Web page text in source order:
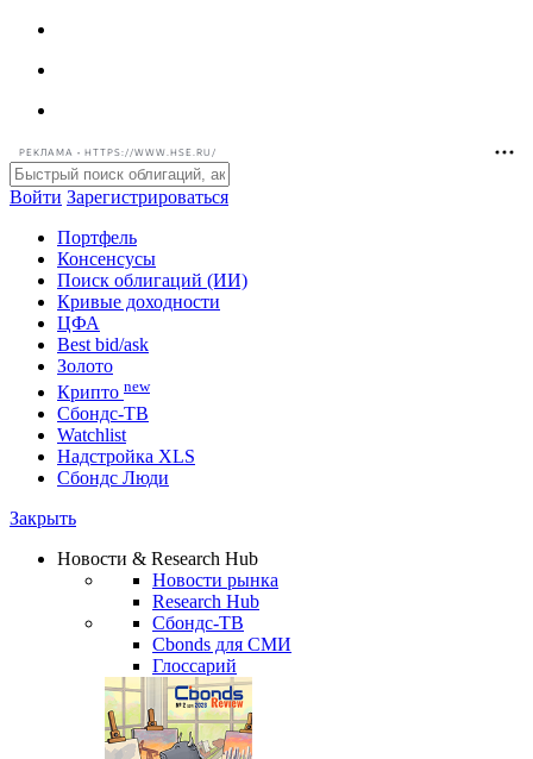
РЕКЛАМА • HTTPS://WWW.HSE.RU/
Войти Зарегистрироваться
Портфель
Консенсусы
Поиск облигаций (ИИ)
Кривые доходности
ЦФА
Best bid/ask
Золото
Крипто new
Watchlist
Сбондс Люди
Новости & Research Hub
Новости рынка
Research Hub
Сбондс-ТВ
Cbonds для СМИ
Глоссарий